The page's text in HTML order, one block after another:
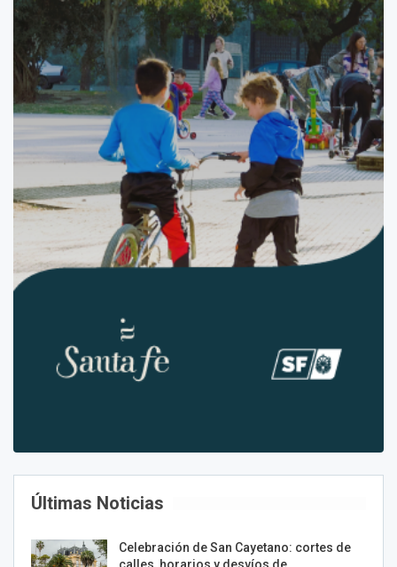
Últimas Noticias
Celebración de San Cayetano: cortes de
calles, horarios y desvíos de…